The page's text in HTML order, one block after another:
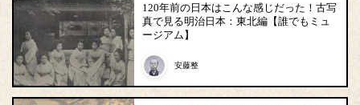
120年前の日本はこんな感じだった！古写
真で見る明治日本：東北編【誰でもミュ
ージアム】
安藤整